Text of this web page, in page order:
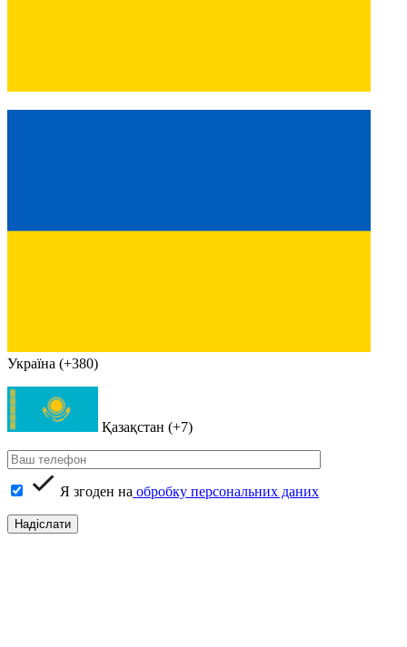
Україна (+380)
Қазақстан (+7)
Я згоден на обробку персональних даних